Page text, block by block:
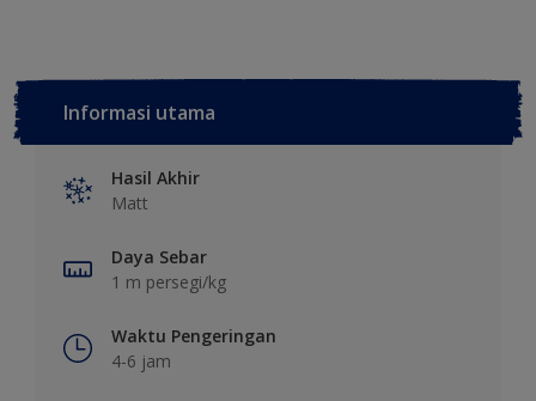
Informasi utama
Hasil Akhir
Matt
Daya Sebar
1 m persegi/kg
Waktu Pengeringan
4-6 jam